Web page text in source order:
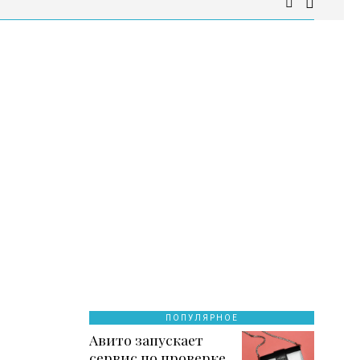
ПОПУЛЯРНОЕ
Авито запускает